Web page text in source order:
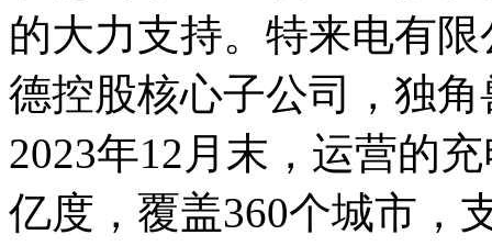
的大力支持。特来电有
德控股核心子公司，独
2023年12月末，运营的
亿度，覆盖360个城市，